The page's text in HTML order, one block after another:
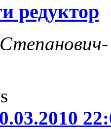
редуктор